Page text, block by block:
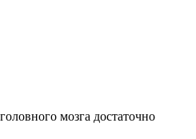
мозга достаточно